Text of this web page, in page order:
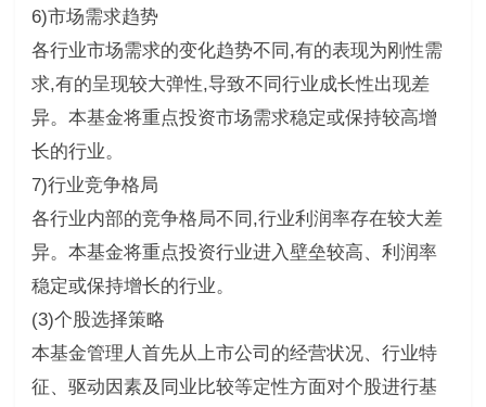
6)市场需求趋势
各行业市场需求的变化趋势不同,有的表现为刚性需
求,有的呈现较大弹性,导致不同行业成长性出现差
异。本基金将重点投资市场需求稳定或保持较高增
长的行业。
7)行业竞争格局
各行业内部的竞争格局不同,行业利润率存在较大差
异。本基金将重点投资行业进入壁垒较高、利润率
稳定或保持增长的行业。
(3)个股选择策略
本基金管理人首先从上市公司的经营状况、行业特
征、驱动因素及同业比较等定性方面对个股进行基